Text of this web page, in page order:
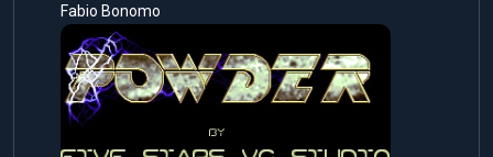
Fabio Bonomo